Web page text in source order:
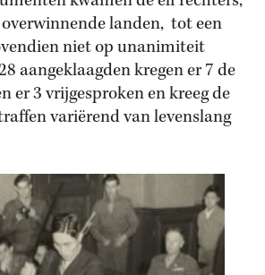
landen, tot een
niet op unanimiteit
aangeklaagden kregen er 7 de
er 3 vrijgesproken en kreeg de
variërend van levenslang